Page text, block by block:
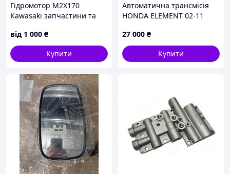
Гідромотор M2X170
Kawasaki запчастини та
від 1 000 ₴
Купити
Автоматична трансмісія
HONDA ELEMENT 02-11
27 000 ₴
Купити